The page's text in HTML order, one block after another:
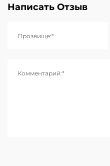
Написать Отзыв
Прозвище:*
Комментарий:*